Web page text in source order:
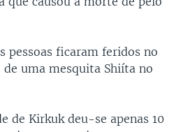
pessoas ficaram feridos no
de uma mesquita Shiíta no
de Kirkuk deu-se apenas 10